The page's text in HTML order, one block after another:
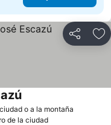
Compartir
o a la montaña
Ver precios
de la ciudad